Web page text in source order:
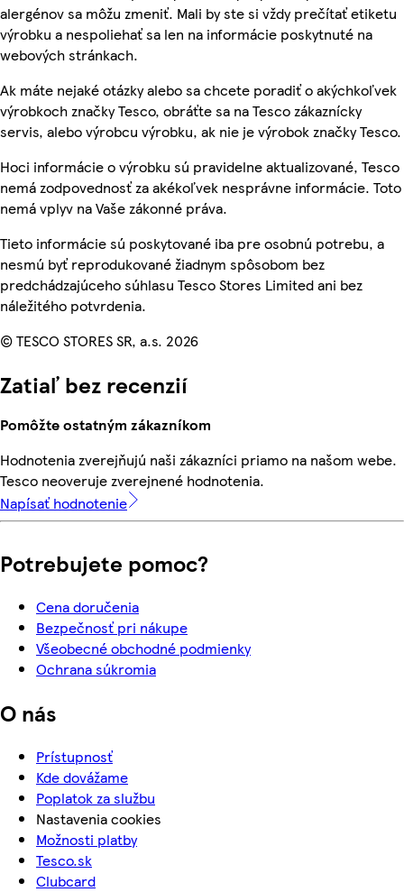
alergénov sa môžu zmeniť. Mali by ste si vždy prečítať etiketu
výrobku a nespoliehať sa len na informácie poskytnuté na
webových stránkach.
Ak máte nejaké otázky alebo sa chcete poradiť o akýchkoľvek
výrobkoch značky Tesco, obráťte sa na Tesco zákaznícky
servis, alebo výrobcu výrobku, ak nie je výrobok značky Tesco.
Hoci informácie o výrobku sú pravidelne aktualizované, Tesco
nemá zodpovednosť za akékoľvek nesprávne informácie. Toto
nemá vplyv na Vaše zákonné práva.
Tieto informácie sú poskytované iba pre osobnú potrebu, a
nesmú byť reprodukované žiadnym spôsobom bez
predchádzajúceho súhlasu Tesco Stores Limited ani bez
náležitého potvrdenia.
© TESCO STORES SR, a.s. 2026
Zatiaľ bez recenzií
Pomôžte ostatným zákazníkom
Hodnotenia zverejňujú naši zákazníci priamo na našom webe.
Tesco neoveruje zverejnené hodnotenia.
Napísať hodnotenie
Potrebujete pomoc?
Cena doručenia
Bezpečnosť pri nákupe
Všeobecné obchodné podmienky
Ochrana súkromia
O nás
Prístupnosť
Kde dovážame
Poplatok za službu
Nastavenia cookies
Možnosti platby
Tesco.sk
Clubcard